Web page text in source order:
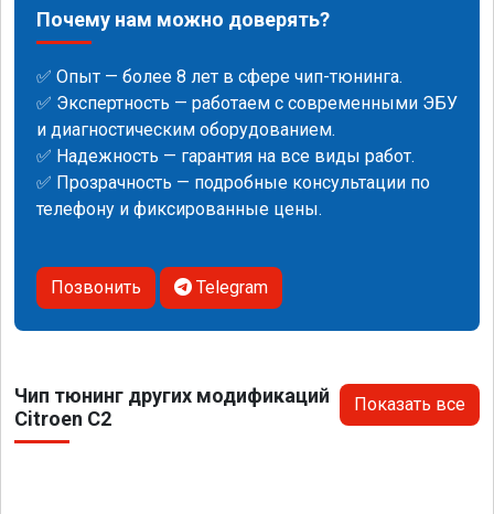
Почему нам можно доверять?
✅ Опыт — более 8 лет в сфере чип-тюнинга.
✅ Экспертность — работаем с современными ЭБУ
и диагностическим оборудованием.
✅ Надежность — гарантия на все виды работ.
✅ Прозрачность — подробные консультации по
телефону и фиксированные цены.
Позвонить Telegram
Чип тюнинг других модификаций
Citroen C2
Показать все